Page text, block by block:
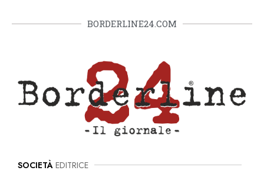
BORDERLINE24.COM
SOCIETÀ EDITRICE